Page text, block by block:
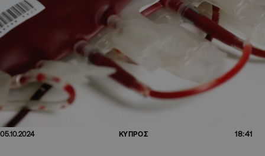
05.10.2024 ΚΥΠΡΟΣ 18:41